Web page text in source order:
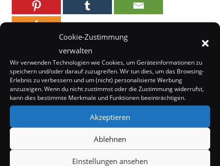
Cookie-Zustimmung
verwalten
Wir verwenden Technologien wie Cookies, um Geräteinformationen zu
speichern und/oder darauf zuzugreifen. Wir tun dies, um das Browsing-
Erlebnis zu verbessern und um (nicht) personalisierte Werbung
anzuzeigen. Wenn du nicht zustimmst oder die Zustimmung widerrufst,
kann dies bestimmte Merkmale und Funktionen beeinträchtigen.
Akzeptieren
Ablehnen
Einstellungen ansehen
Internet